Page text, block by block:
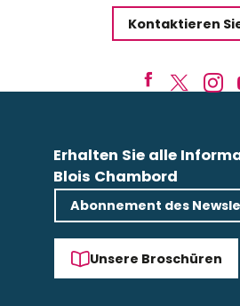
Kontaktieren
Erhalten Sie alle
Blois Chambord
Abonnement des
Unsere Broschüren